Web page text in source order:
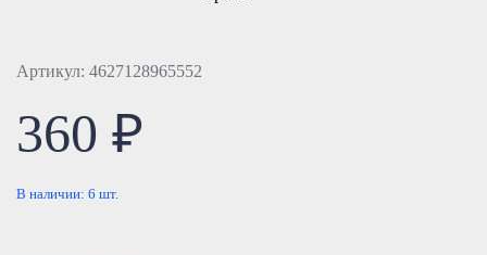
Артикул: 4627128965552
360 ₽
В наличии: 6 шт.